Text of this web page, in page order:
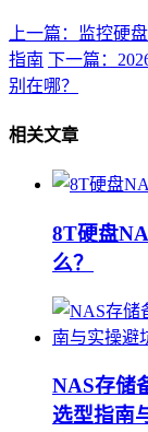
上一篇：监控硬
指南 下一篇：
别在哪？
相关文章
8T硬盘
么？
NAS存储
选型指南